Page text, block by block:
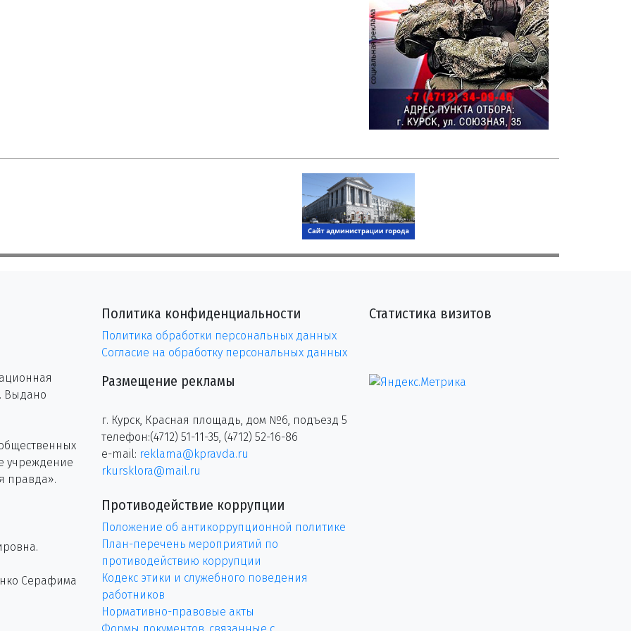
Выдано
учреждение
правда».
Серафима
Политика конфиденциальности
Политика обработки персональных данных
Согласие на обработку персональных данных
Размещение рекламы
г. Курск, Красная площадь, дом №6, подъезд 5
телефон:(4712) 51-11-35, (4712) 52-16-86
e-mail: reklama@kpravda.ru
rkursklora@mail.ru
Противодействие коррупции
Положение об антикоррупционной политике
План-перечень мероприятий по
противодействию коррупции
Кодекс этики и служебного поведения
работников
Нормативно-правовые акты
Статистика визитов